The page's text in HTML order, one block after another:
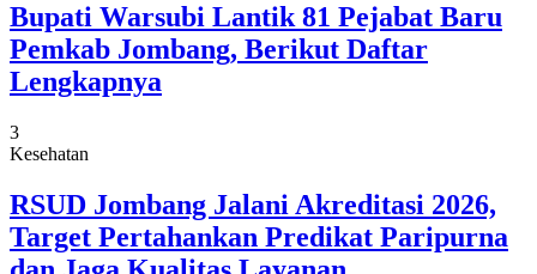
Bupati Warsubi Lantik 81 Pejabat Baru
Pemkab Jombang, Berikut Daftar
Lengkapnya
3
Kesehatan
RSUD Jombang Jalani Akreditasi 2026,
Target Pertahankan Predikat Paripurna